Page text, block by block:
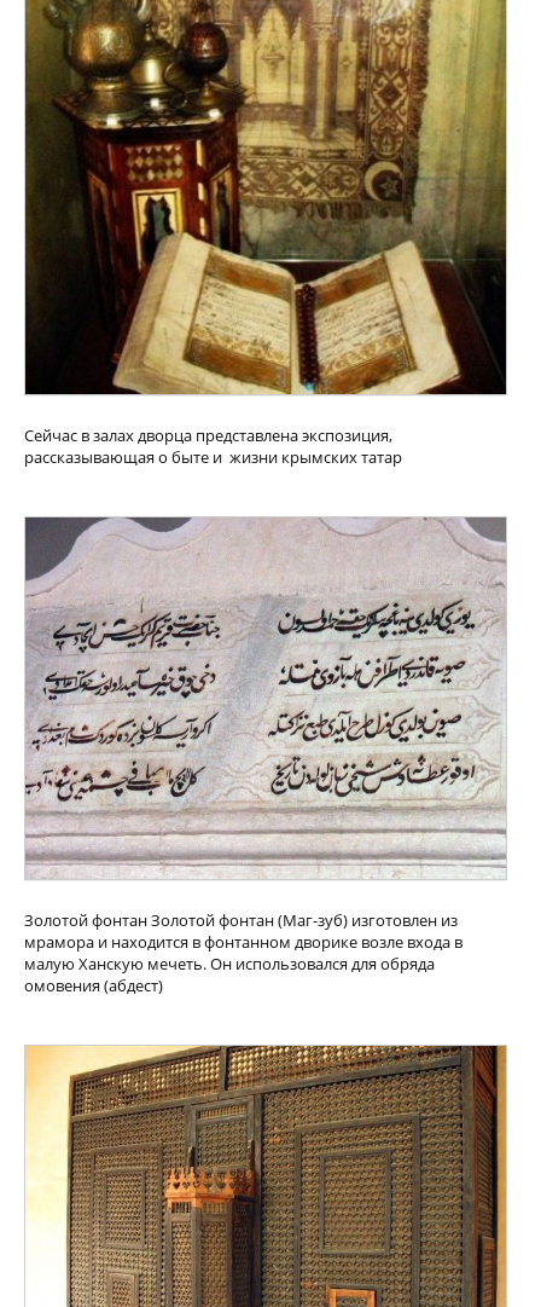
Сейчас в залах дворца представлена экспозиция,
рассказывающая о быте и жизни крымских татар
Золотой фонтан Золотой фонтан (Маг-зуб) изготовлен из
мрамора и находится в фонтанном дворике возле входа в
малую Ханскую мечеть. Он использовался для обряда
омовения (абдест)